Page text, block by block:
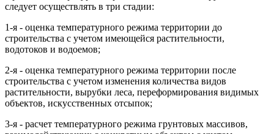
следует осуществлять в три стадии:
1-я - оценка температурного режима территории до
строительства с учетом имеющейся растительности,
водотоков и водоемов;
2-я - оценка температурного режима территории после
строительства с учетом изменения количества видов
растительности, вырубки леса, переформирования видимых
объектов, искусственных отсыпок;
3-я - расчет температурного режима грунтовых массивов,